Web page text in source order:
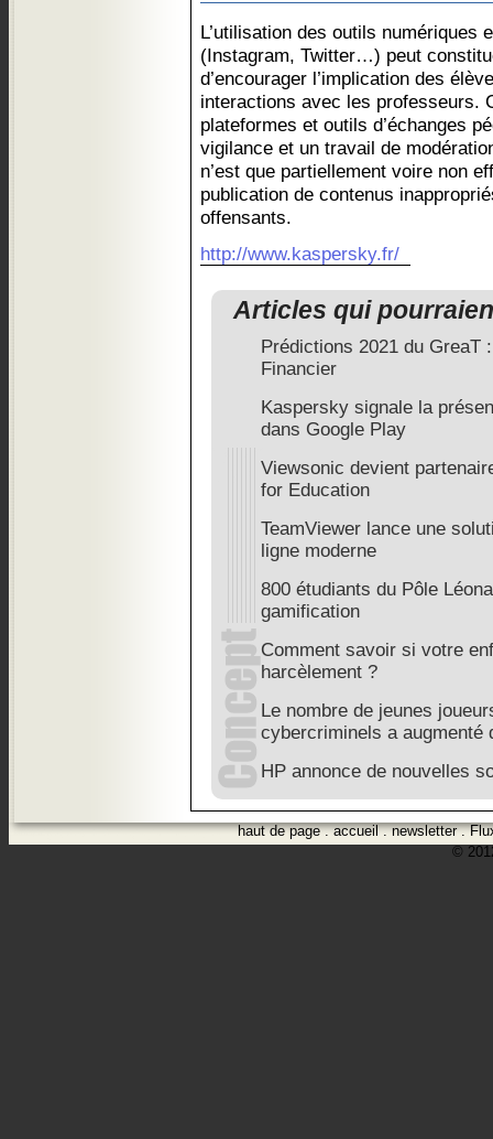
L’utilisation des outils numériques
(Instagram, Twitter…) peut
d’encourager l’implication des
interactions avec les professeurs.
plateformes et outils d’échanges
vigilance et un travail de
n’est que partiellement voire non
publication de contenus
offensants.
http://www.kaspersky.fr/
Articles qui
Prédictions 2021 du GreaT
Financier
Kaspersky signale la
dans Google Play
Viewsonic devient
for Education
TeamViewer lance une
ligne moderne
800 étudiants du Pôle
gamification
Comment savoir si votre
harcèlement ?
Le nombre de jeunes
cybercriminels a augmenté
HP annonce de nouvelles
haut de page.accueil.newsletter.
©